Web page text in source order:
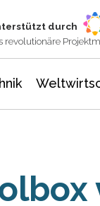
durch
revolutionäre